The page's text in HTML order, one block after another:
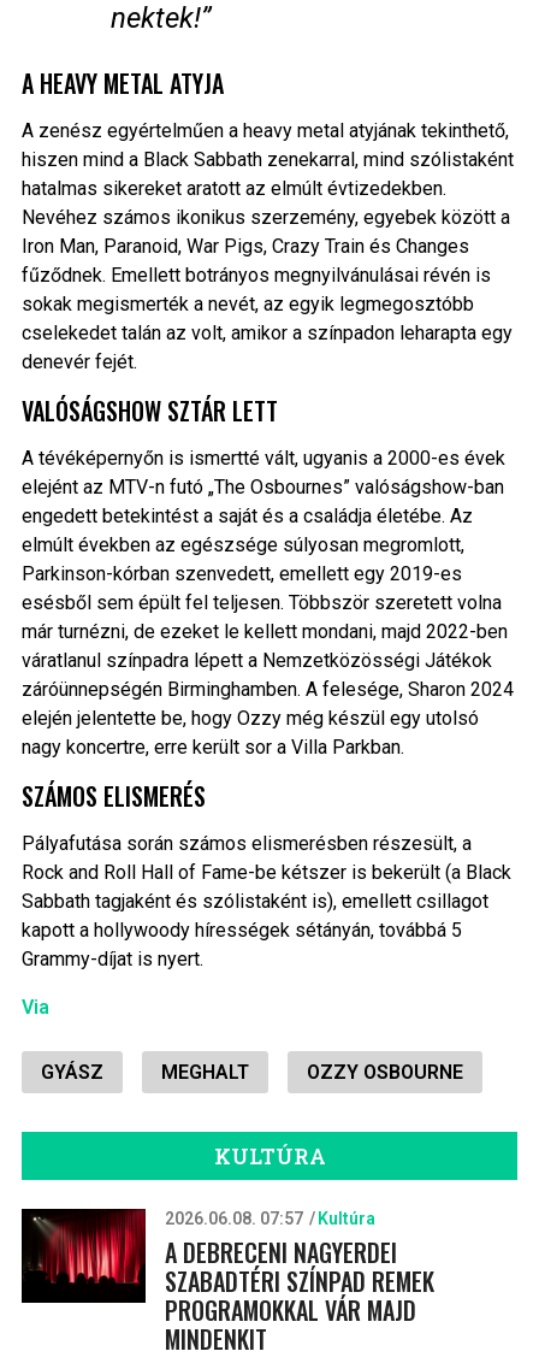
nektek!”
A HEAVY METAL ATYJA
A zenész egyértelműen a heavy metal atyjának tekinthető,
hiszen mind a Black Sabbath zenekarral, mind szólistaként
hatalmas sikereket aratott az elmúlt évtizedekben.
Nevéhez számos ikonikus szerzemény, egyebek között a
Iron Man, Paranoid, War Pigs, Crazy Train és Changes
fűződnek. Emellett botrányos megnyilvánulásai révén is
sokak megismerték a nevét, az egyik legmegosztóbb
cselekedet talán az volt, amikor a színpadon leharapta egy
denevér fejét.
VALÓSÁGSHOW SZTÁR LETT
A tévéképernyőn is ismertté vált, ugyanis a 2000-es évek
elejént az MTV-n futó „The Osbournes” valóságshow-ban
engedett betekintést a saját és a családja életébe. Az
elmúlt években az egészsége súlyosan megromlott,
Parkinson-kórban szenvedett, emellett egy 2019-es
esésből sem épült fel teljesen. Többször szeretett volna
már turnézni, de ezeket le kellett mondani, majd 2022-ben
váratlanul színpadra lépett a Nemzetközösségi Játékok
záróünnepségén Birminghamben. A felesége, Sharon 2024
elején jelentette be, hogy Ozzy még készül egy utolsó
nagy koncertre, erre került sor a Villa Parkban.
SZÁMOS ELISMERÉS
Pályafutása során számos elismerésben részesült, a
Rock and Roll Hall of Fame-be kétszer is bekerült (a Black
Sabbath tagjaként és szólistaként is), emellett csillagot
kapott a hollywoody hírességek sétányán, továbbá 5
Grammy-díjat is nyert.
Via
GYÁSZ MEGHALT OZZY OSBOURNE
KULTÚRA
2026.06.08. 07:57 Kultúra
A DEBRECENI NAGYERDEI
SZABADTÉRI SZÍNPAD REMEK
PROGRAMOKKAL VÁR MAJD
MINDENKIT